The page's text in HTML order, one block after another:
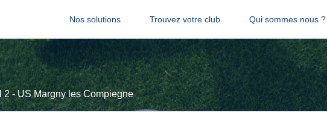
Nos solutions Trouvez votre club Qui sommes nous ?
2 - US Margny les Compiegne